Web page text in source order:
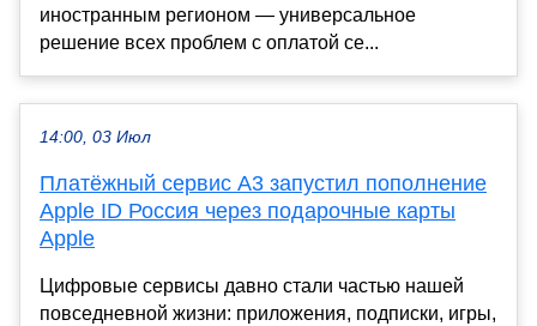
иностранным регионом — универсальное
решение всех проблем с оплатой се...
14:00, 03 Июл
Платёжный сервис А3 запустил пополнение
Apple ID Россия через подарочные карты
Apple
Цифровые сервисы давно стали частью нашей
повседневной жизни: приложения, подписки, игры,